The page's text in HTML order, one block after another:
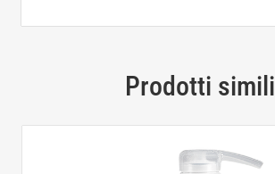
Prodotti simili